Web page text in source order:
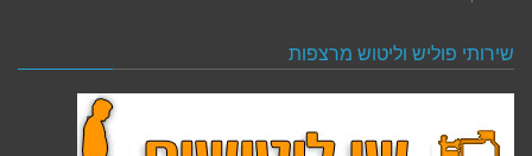
שירותי פוליש וליטוש מרצפות